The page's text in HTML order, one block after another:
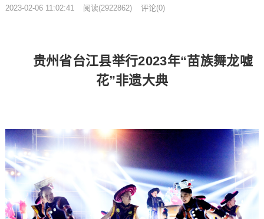
2023-02-06 11:02:41 阅读(2922862) 评论(0)
贵州省台江县举行2023年“苗族舞龙嘘
花”非遗大典